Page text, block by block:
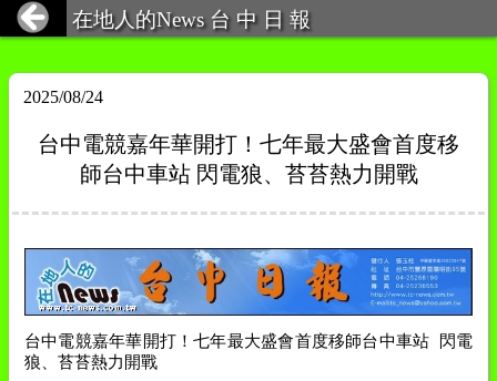
在地人的News 台 中 日 報
2025/08/24
台中電競嘉年華開打！七年最大盛會首度移
師台中車站 閃電狼、苔苔熱力開戰
台中電競嘉年華開打！七年最大盛會首度移師台中車站
閃電
狼、苔苔熱力開戰